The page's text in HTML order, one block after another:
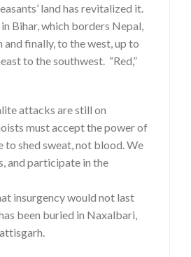
land has revitalized it.
Bihar, which borders Nepal,
finally, to the west, up to
to the southwest. “Red,”
attacks are still on
must accept the power of
to shed sweat, not blood. We
and participate in the
insurgency would not last
been buried in Naxalbari,